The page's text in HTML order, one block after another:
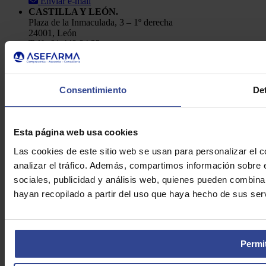
Consentimiento
Esta página web usa cookies
Las cookies de este sitio web se usan para personalizar el
analizar el tráfico. Además, compartimos información
sociales, publicidad y análisis web, quienes pueden
hayan recopilado a partir del uso que haya hecho de sus
CASTILLA Y LEÓN.
Plaza de la Inmaculada, 3 – 1º derecha
24001, León
Telf.: 91 448 84 22
Enviar e-mail
Política de Privacidad
Aviso Legal
Asefarma © 2026